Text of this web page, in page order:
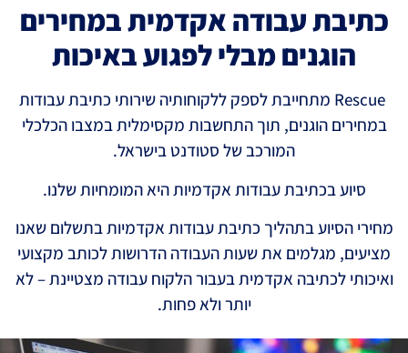
כתיבת עבודה אקדמית במחירים
הוגנים מבלי לפגוע באיכות
Rescue מתחייבת לספק ללקוחותיה שירותי כתיבת עבודות
במחירים הוגנים, תוך התחשבות מקסימלית במצבו הכלכלי
המורכב של סטודנט בישראל.
סיוע בכתיבת עבודות אקדמיות היא המומחיות שלנו.
מחירי הסיוע בתהליך כתיבת עבודות אקדמיות בתשלום שאנו
מציעים, מגלמים את שעות העבודה הדרושות לכותב מקצועי
ואיכותי לכתיבה אקדמית בעבור הלקוח עבודה מצטיינת – לא
יותר ולא פחות.